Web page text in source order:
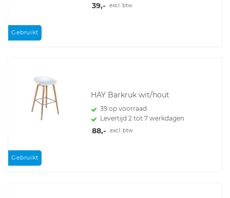
Gebruikt
39,- excl. btw
Gebruikt
HAY Barkruk wit/hout
39 op voorraad
Levertijd 2 tot 7 werkdagen
88,- excl. btw